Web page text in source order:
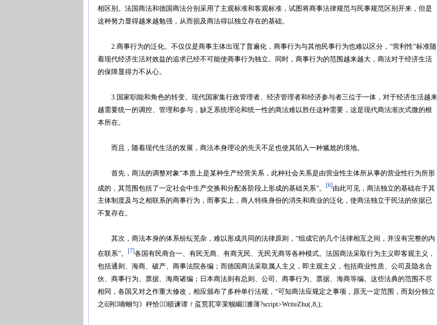
相区别。法国商法和德国商法分别采用了主观标准和客观标准，试图将商事法律规范与民事规范区别开来，但是
这种努力显得越来越勉强，从而损及商法得以独立存在的基础。
2.商事行为的泛化。不仅仅是商事主体出现了普遍化，商事行为与其他民事行为也难以区分，“营利性”标准随
着现代经济生活对效益的追求已经不可能使商事行为独立。同时，商事行为的范围越来越大，商法对于经济生活
的保障显得力不从心。
3.国家职能和角色的转变。现代国家集行政管理者、经济管理者和经济参与者三位于一体，对于经济生活越来
越需要统一的调控、管理和参与，缺乏系统理论和统一性的商法难以胜任这种需要，这是现代商法渐次式微的根
本所在。
而且，随着现代生活的发展，商法本身理论的先天不足也使其陷入一种尴尬的境地。
首先，商法的调整对象“本质上是某种生产经营关系，此种社会关系是由营业性主体所从事的营业性行为所形
成的，其范围包括了一定社会中生产交换和分配各阶段上形成的基础关系”。 [6] 由此可见，商法独立的基础在于其
主体制度及与之相联系的商事行为，而事实上，商人特殊身份的消失和商业的泛化，使商法独立于民法的依据已
不复存在。
其次，商法本身的体系纷纭芜杂，难以形成共同的法律原则，“组成它的几个法律相互之间，并没有完整的内
在联系”。 [7] 各国有民商合一、有民无商、有商无民、无民无商等各种模式。法国商法采取行为主义即客观主义，
包括通则、海商、破产、商事法院各编；而德国商法采取属人主义，即主观主义，包括商业性质、公司及隐名合
伙、商事行为、票据、海商诸编；日本商法则有总则、公司、商事行为、票据、海商等编。这些法典的范围不尽
相同，各国又对之作重大修改，相应颁布了多种单行法规，“可知商法应规定之事项，原无一定范围，而划分独立
之ǖ洌嘀蛔匀》秤恰赜谏谭ㄔ虿荒芤宰茉蚬崛濉薄?script>WriteZhu(,8,);